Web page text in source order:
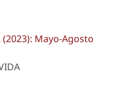
Mayo-Agosto